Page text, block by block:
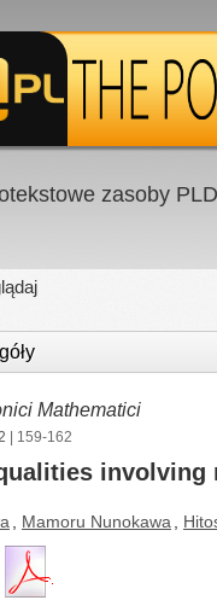
zasoby
Mathematici
| 159-162
Mamoru Nunokawa